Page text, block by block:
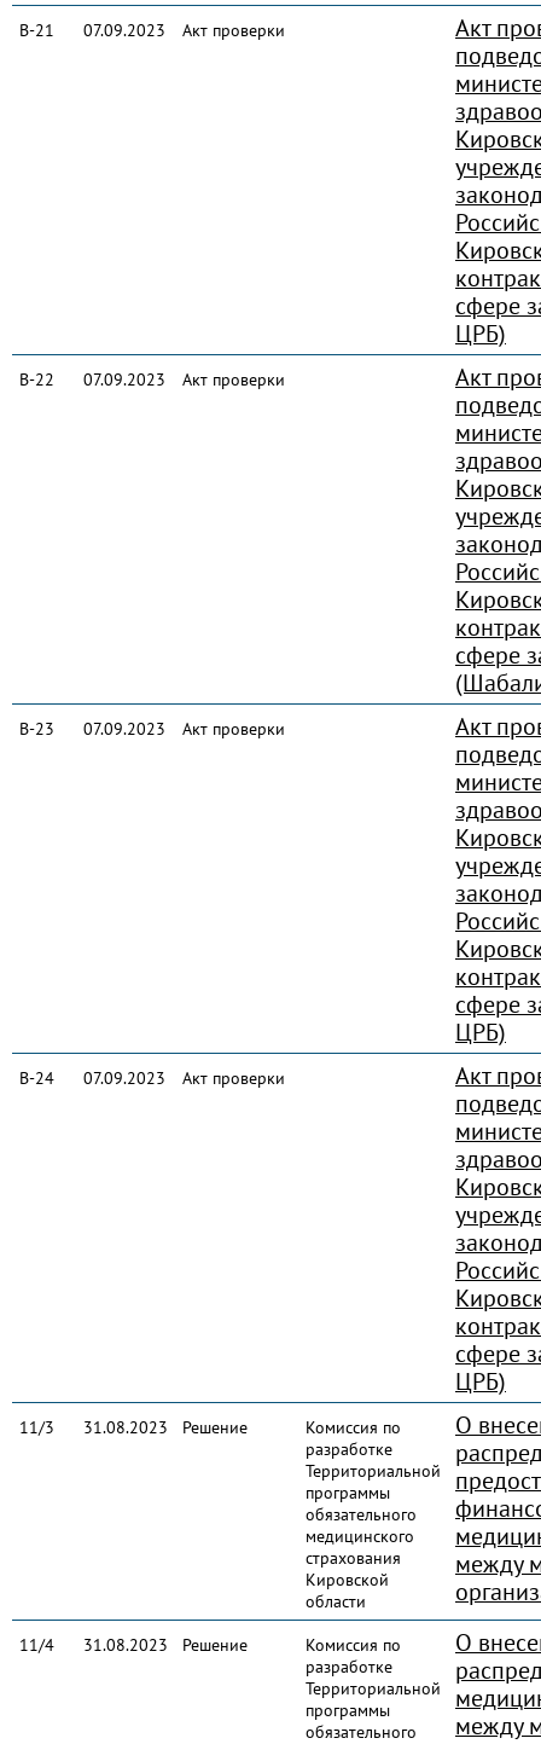
В-21 07.09.2023 Акт проверки
Акт
сфере
ЦРБ)
В-22 07.09.2023 Акт проверки
Акт
сфере
В-23 07.09.2023 Акт проверки
Акт
сфере
ЦРБ)
В-24 07.09.2023 Акт проверки
Акт
сфере
ЦРБ)
11/3 31.08.2023 Решение
Комиссия по
разработке
Территориальной
программы
обязательного
медицинского
страхования
Кировской
области
О
между
11/4 31.08.2023 Решение
Комиссия по
разработке
Территориальной
программы
обязательного
О
между